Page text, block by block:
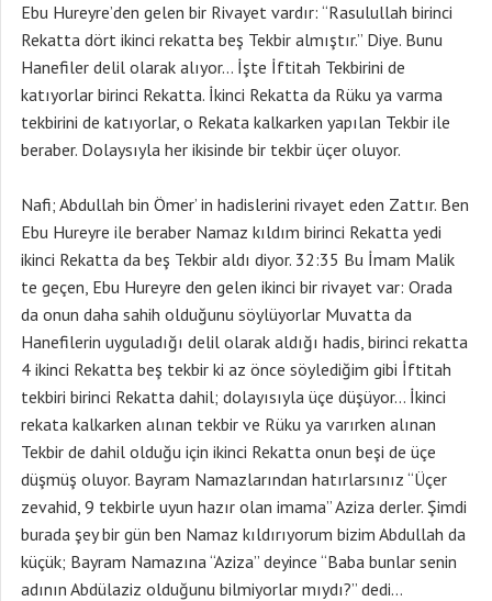
Ebu Hureyre’den gelen bir Rivayet vardır: “Rasulullah birinci
Rekatta dört ikinci rekatta beş Tekbir almıştır.” Diye. Bunu
Hanefiler delil olarak alıyor… İşte İftitah Tekbirini de
katıyorlar birinci Rekatta. İkinci Rekatta da Rüku ya varma
tekbirini de katıyorlar, o Rekata kalkarken yapılan Tekbir ile
beraber. Dolaysıyla her ikisinde bir tekbir üçer oluyor.
Nafi; Abdullah bin Ömer’ in hadislerini rivayet eden Zattır. Ben
Ebu Hureyre ile beraber Namaz kıldım birinci Rekatta yedi
ikinci Rekatta da beş Tekbir aldı diyor. 32:35 Bu İmam Malik
te geçen, Ebu Hureyre den gelen ikinci bir rivayet var: Orada
da onun daha sahih olduğunu söylüyorlar Muvatta da
Hanefilerin uyguladığı delil olarak aldığı hadis, birinci rekatta
4 ikinci Rekatta beş tekbir ki az önce söylediğim gibi İftitah
tekbiri birinci Rekatta dahil; dolayısıyla üçe düşüyor… İkinci
rekata kalkarken alınan tekbir ve Rüku ya varırken alınan
Tekbir de dahil olduğu için ikinci Rekatta onun beşi de üçe
düşmüş oluyor. Bayram Namazlarından hatırlarsınız “Üçer
zevahid, 9 tekbirle uyun hazır olan imama” Aziza derler. Şimdi
burada şey bir gün ben Namaz kıldırıyorum bizim Abdullah da
küçük; Bayram Namazına “Aziza” deyince “Baba bunlar senin
adının Abdülaziz olduğunu bilmiyorlar mıydı?” dedi…